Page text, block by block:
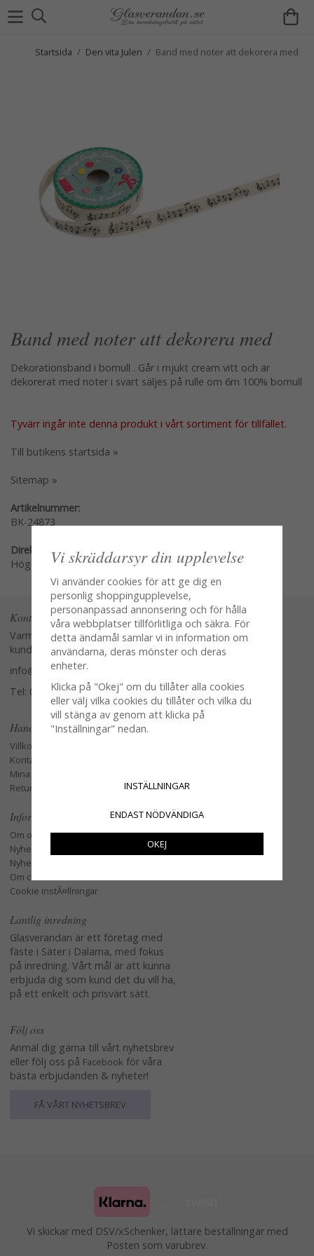
Startsida / Den vita Julen / Band med noter att dekorera med
Band med noter att dekorera med
Dekorationsband i bomull . Går i mjukt cream vitt och är
dekorerat med noter i svart säljes på rulle om 6m 100% bomull
Tyvärr ingår inte denna produkt i vårt sortiment för tillfället.
Till butikens startsida »
Sitemap »
Artikelnummer:
BK-24873
Direktlänk:
Högerklicka och kopiera adressen
Kontakta oss
Varmt välkommen att kontakta vår
kundtjänst.
info@glasverandan.se
Tel: 079-3495968
Handla
Villkor
Kontakta oss
Mina favoriter
Retur och Reklamation
Information
Om oss
Nyheter
Nyhetsbrev
Om cookies
Cookie instÃ¤llningar
Lantlig inredning
Glasverandan är ett företag med
fäste i Säter i Dalarna, med fokus
på inredning. Vårt mål är att kunna
erbjuda dig som kund det du vill ha,
på ett enkelt och prisvärt sätt.
Följ oss
Anmäl dig gärna till vårt nyhetsbrev
eller följ oss på Facebook för våra
bästa erbjudanden & nyheter!
FÅ VÅRT NYHETSBREV
Vi skickar med DSV/xSchenker, lättare beställningar med
Posten som varubrev.
Vi skräddarsyr din upplevelse
Vi använder cookies för att ge dig en
personlig shoppingupplevelse,
personanpassad annonsering och för hålla
våra webbplatser tillförlitliga och säkra. För
detta ändamål samlar vi in information om
användarna, deras mönster och deras
enheter.
Klicka på "Okej" om du tillåter alla cookies
eller välj vilka cookies du tillåter och vilka du
vill stänga av genom att klicka på
"Inställningar" nedan.
INSTÄLLNINGAR
ENDAST NÖDVÄNDIGA
OKEJ